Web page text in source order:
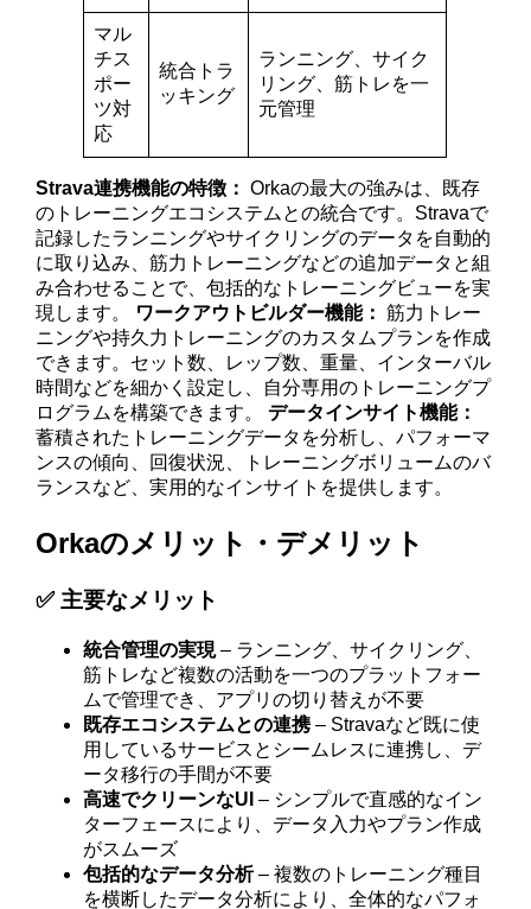
マル
チス
ポー
ツ対
応
統合トラ
ッキング
ランニング、サイク
リング、筋トレを一
元管理
Strava連携機能の特徴： Orkaの最大の強みは、既存
のトレーニングエコシステムとの統合です。Stravaで
記録したランニングやサイクリングのデータを自動的
に取り込み、筋力トレーニングなどの追加データと組
み合わせることで、包括的なトレーニングビューを実
現します。 ワークアウトビルダー機能： 筋力トレー
ニングや持久力トレーニングのカスタムプランを作成
できます。セット数、レップ数、重量、インターバル
時間などを細かく設定し、自分専用のトレーニングプ
ログラムを構築できます。データインサイト機能：
蓄積されたトレーニングデータを分析し、パフォーマ
ンスの傾向、回復状況、トレーニングボリュームのバ
ランスなど、実用的なインサイトを提供します。
Orkaのメリット・デメリット
✅ 主要なメリット
統合管理の実現– ランニング、サイクリング、
筋トレなど複数の活動を一つのプラットフォー
ムで管理でき、アプリの切り替えが不要
既存エコシステムとの連携– Stravaなど既に使
用しているサービスとシームレスに連携し、デ
ータ移行の手間が不要
高速でクリーンなUI – シンプルで直感的なイン
ターフェースにより、データ入力やプラン作成
がスムーズ
包括的なデータ分析– 複数のトレーニング種目
を横断したデータ分析により、全体的なパフォ